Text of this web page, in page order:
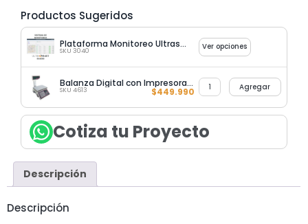
Productos Sugeridos
Plataforma Monitoreo Ultrasmart Guard
SKU 3040 Ver opciones
Balanza Digital con Impresora Termica de Etiquetas Codigo Barra
SKU 4613 $449.990 Agregar
Cotiza tu Proyecto
Descripción
Descripción